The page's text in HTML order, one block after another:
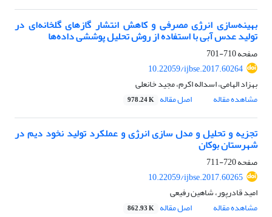
بهینه‌سازی انرژی مصرفی و کاهش انتشار گاز‌های گلخانه‌ای در
تولید عدس آبی با استفاده از روش تحلیل پوششی داده‌ها
صفحه710-701
10.22059/ijbse.2017.60264
بهزاد الهامی، اسداله اکرم، مجید خانعلی
مشاهده مقاله
اصل مقاله 978.24 K
تجزیه و تحلیل و مدل سازی انرژی و عملکرد تولید نخود دیم در
شهرستان بوکان
صفحه720-711
10.22059/ijbse.2017.60265
امید قادرپور، شاهین رفیعی
مشاهده مقاله
اصل مقاله 862.93 K